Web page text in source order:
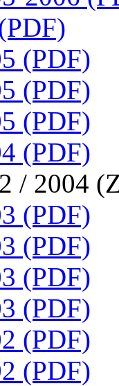
(PDF)
(PDF)
(PDF)
(PDF)
/ 2004
(PDF)
(PDF)
(PDF)
(PDF)
(PDF)
(PDF)